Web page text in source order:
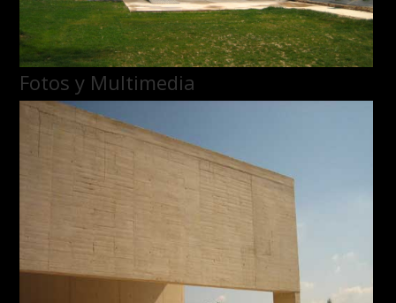
Fotos y Multimedia